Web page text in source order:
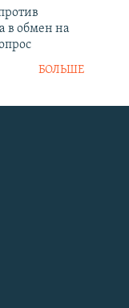
в обмен на
БОЛЬШЕ